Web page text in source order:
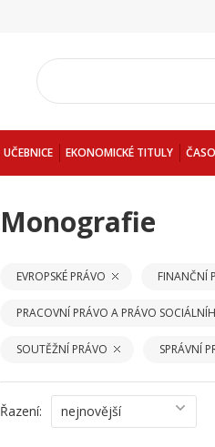
UČEBNICE EKONOMICKÉ TITULY
Monografie
EVROPSKÉ PRÁVO FINANČNÍ
PRACOVNÍ PRÁVO A PRÁVO
SOUTĚŽNÍ PRÁVO SPRÁVNÍ
Řazení: nejnovější